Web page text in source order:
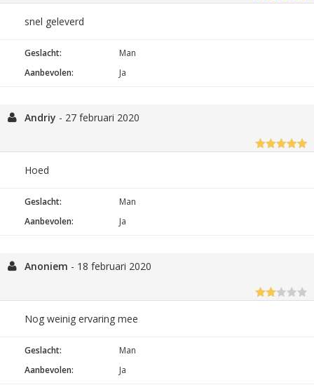
snel geleverd
Geslacht:
Man
Aanbevolen:
Ja
Andriy - 27 februari 2020
Hoed
Geslacht:
Man
Aanbevolen:
Ja
Anoniem - 18 februari 2020
Nog weinig ervaring mee
Geslacht:
Man
Aanbevolen:
Ja